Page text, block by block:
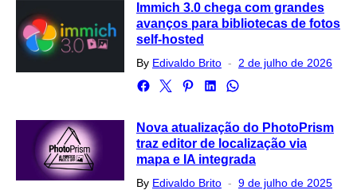
Immich 3.0 chega com grandes
avanços para bibliotecas de fotos
self-hosted
By Edivaldo Brito
Posted
2 de julho de 2026
Nova atualização do PhotoPrism
traz editor de localização via
mapa e IA integrada
By Edivaldo Brito
Posted
9 de julho de 2025